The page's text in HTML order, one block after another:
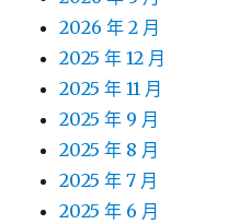
2026 年 2 月
2025 年 12 月
2025 年 11 月
2025 年 9 月
2025 年 8 月
2025 年 7 月
2025 年 6 月